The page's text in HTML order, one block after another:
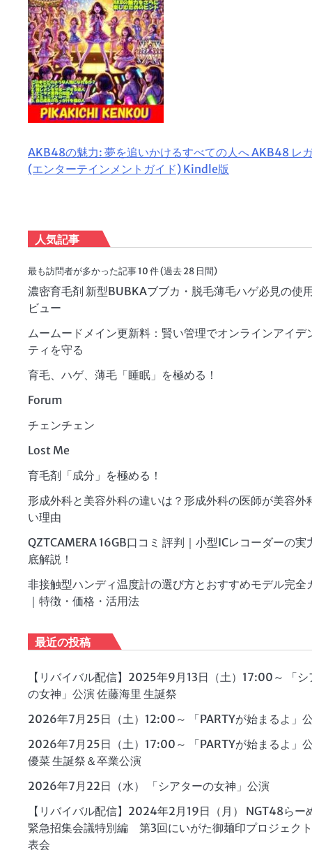
AKB48の魅力: 夢を追いかけるすべての人へ AKB48 レ
(エンターテインメントガイド) Kindle版
人気記事
最も訪問者が多かった記事 10 件 (過去 28 日間)
濃密育毛剤 新型BUBKAブブカ・脱毛薄毛ハゲ必見の使
ビュー
ムームードメイン更新料：賢い管理でオンラインアイデ
ティを守る
育毛、ハゲ、薄毛「睡眠」を極める！
Forum
チェンチェン
Lost Me
育毛剤「成分」を極める！
形成外科と美容外科の違いは？形成外科の医師が美容外
い理由
QZTCAMERA 16GB口コミ 評判｜小型ICレコーダーの実
底解説！
非接触型ハンディ温度計の選び方とおすすめモデル完全
｜特徴・価格・活用法
最近の投稿
【リバイバル配信】2025年9月13日（土）17:00～ 「シ
の女神」公演 佐藤海里 生誕祭
2026年7月25日（土）12:00～ 「PARTYが始まるよ」
2026年7月25日（土）17:00～ 「PARTYが始まるよ」
優菜 生誕祭＆卒業公演
2026年7月22日（水） 「シアターの女神」公演
【リバイバル配信】2024年2月19日（月） NGT48らー
緊急招集会議特別編 第3回にいがた御麺印プロジェク
表会